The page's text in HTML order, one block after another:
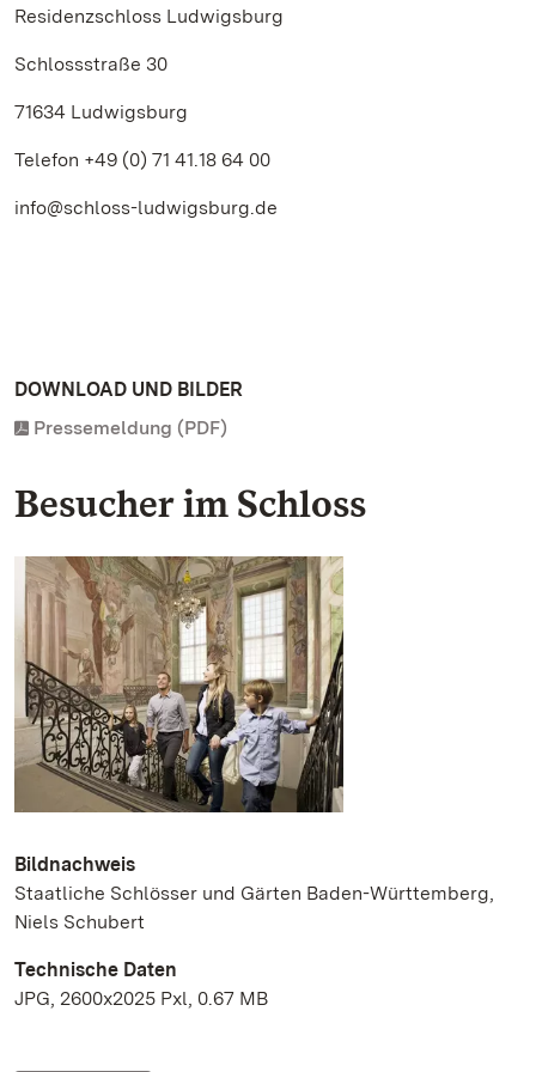
Residenzschloss Ludwigsburg
Schlossstraße 30
71634 Ludwigsburg
Telefon +49 (0) 71 41.18 64 00
info@schloss-ludwigsburg.de
DOWNLOAD UND BILDER
Pressemeldung (PDF)
Besucher im Schloss
Bildnachweis
Staatliche Schlösser und Gärten Baden-Württemberg,
Niels Schubert
Technische Daten
JPG, 2600x2025 Pxl, 0.67 MB